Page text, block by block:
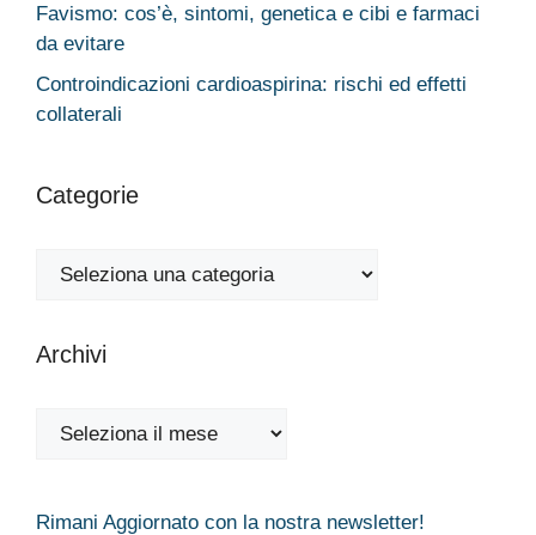
Favismo: cos’è, sintomi, genetica e cibi e farmaci
da evitare
Controindicazioni cardioaspirina: rischi ed effetti
collaterali
Categorie
Categorie
Archivi
Archivi
Rimani Aggiornato con la nostra newsletter!